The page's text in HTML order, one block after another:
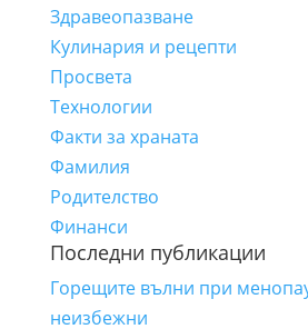
Здравеопазване
Кулинария и рецепти
Просвета
Технологии
Факти за храната
Фамилия
Родителство
Финанси
Последни публикации
Горещите вълни при
неизбежни